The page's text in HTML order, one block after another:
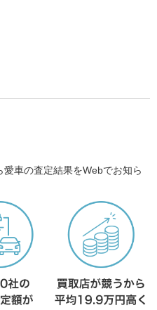
愛車の査定結果をWebでお知ら